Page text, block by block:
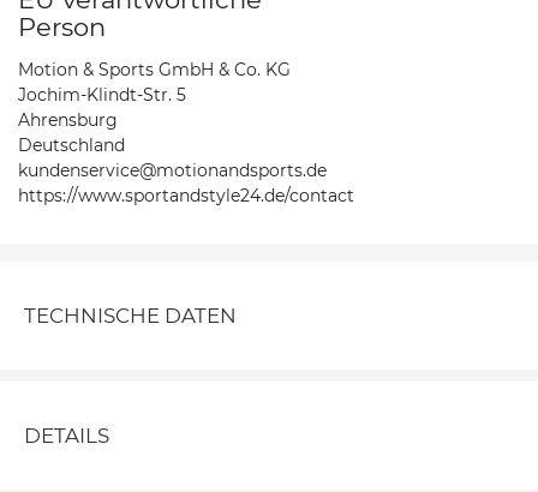
Person
Motion & Sports GmbH & Co. KG
Jochim-Klindt-Str. 5
Ahrensburg
Deutschland
kundenservice@motionandsports.de
https://www.sportandstyle24.de/contact
TECHNISCHE DATEN
DETAILS